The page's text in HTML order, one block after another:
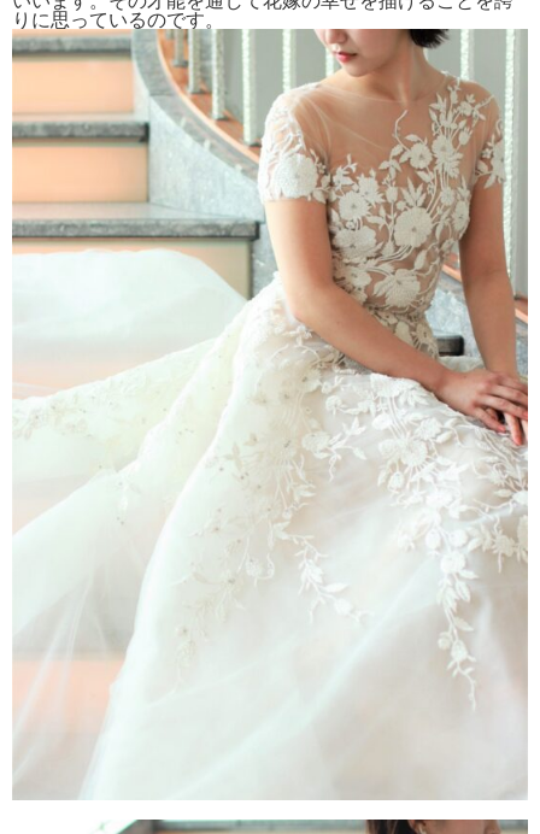
りに思っているのです。